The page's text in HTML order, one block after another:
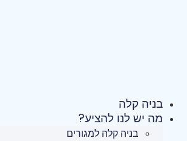
בניה קלה
מה יש לנו להציע?
בניה קלה למגורים